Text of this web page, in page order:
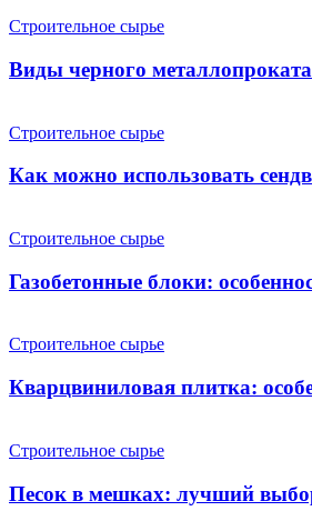
Строительное сырье
Виды черного металлопроката
Строительное сырье
Как можно использовать
Строительное сырье
Газобетонные блоки:
Строительное сырье
Кварцвиниловая плитка:
Строительное сырье
Песок в мешках: лучший